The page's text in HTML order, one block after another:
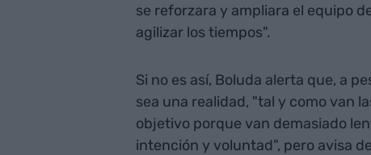
se reforzara y ampliara el equipo
agilizar los tiempos".
Si no es así, Boluda alerta que, a
sea una realidad, "tal y como van
objetivo porque van demasiado
intención y voluntad", pero avisa